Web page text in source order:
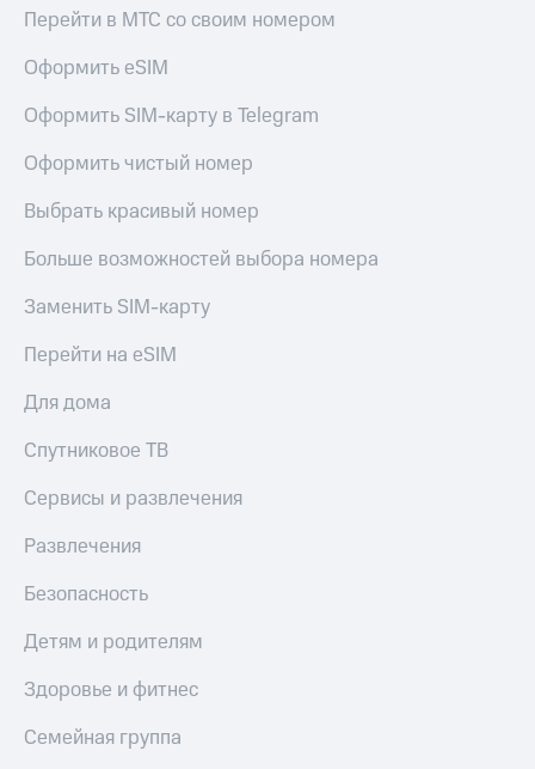
Перейти в МТС со своим номером
Оформить eSIM
Оформить SIM-карту в Telegram
Оформить чистый номер
Выбрать красивый номер
Больше возможностей выбора номера
Заменить SIM-карту
Перейти на eSIM
Для дома
Спутниковое ТВ
Сервисы и развлечения
Развлечения
Безопасность
Детям и родителям
Здоровье и фитнес
Семейная группа